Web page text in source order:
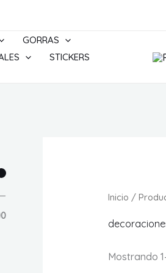
GORRAS
STICKERS
rr
—
Inicio /
Mostrando